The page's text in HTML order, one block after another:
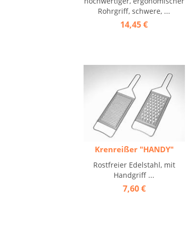
Rohrgriff, schwere, ...
14,45 €
Krenreißer "HANDY"
Rostfreier Edelstahl, mit
Handgriff ...
7,60 €